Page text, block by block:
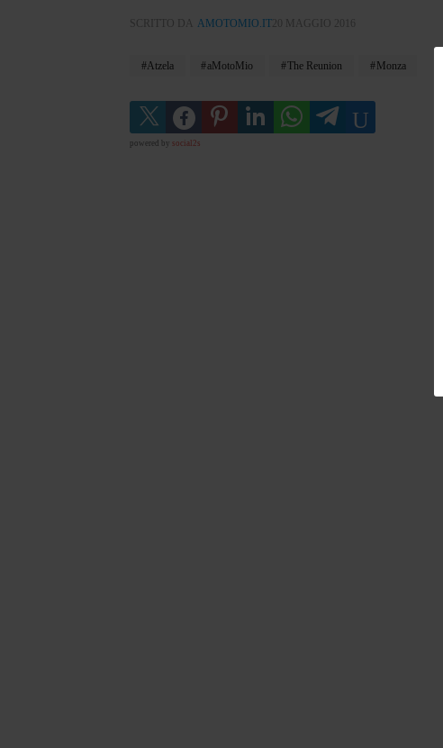
SCRITTO DA AMOTOMIO.IT20 MAGGIO 2016
Atzela aMotoMio The Reunion Monza
powered by social2s